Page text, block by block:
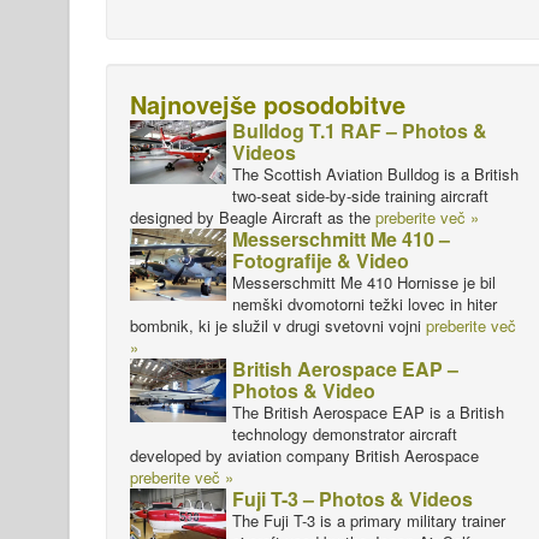
Najnovejše posodobitve
Bulldog T.1 RAF – Photos &
Videos
The Scottish Aviation Bulldog is a British
two-seat side-by-side training aircraft
designed by Beagle Aircraft as the preberite več »
Messerschmitt Me 410 –
Fotografije & Video
Messerschmitt Me 410 Hornisse je bil
nemški dvomotorni težki lovec in hiter
bombnik, ki je služil v drugi svetovni vojni preberite več
»
British Aerospace EAP –
Photos & Video
The British Aerospace EAP is a British
technology demonstrator aircraft
developed by aviation company British Aerospace
preberite več »
Fuji T-3 – Photos & Videos
The Fuji T-3 is a primary military trainer